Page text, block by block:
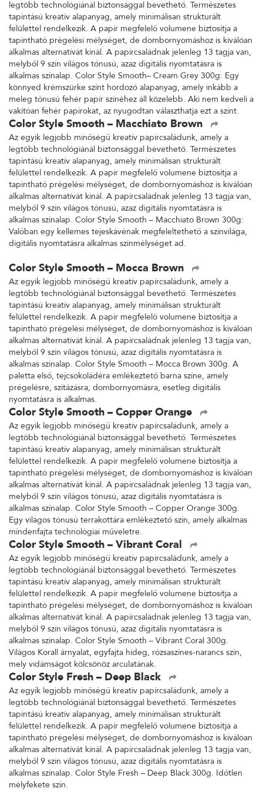
legtöbb technológiánál biztonsággal bevethető. Természetes
tapintású kreatív alapanyag, amely minimálisan strukturált
felülettel rendelkezik. A papír megfelelő volumene biztosítja a
tapintható prégelési mélységet, de dombornyomáshoz is kiválóan
alkalmas alternatívát kínál. A papírcsaládnak jelenleg 13 tagja van,
melyből 9 szín világos tónusú, azaz digitális nyomtatásra is
alkalmas színalap. Color Style Smooth– Cream Grey 300g: Egy
könnyed krémszürke színt hordozó alapanyag, amely inkább a
meleg tónusú fehér papír színéhez áll közelebb. Aki nem kedveli a
vakítóan fehér papírokat, az nyugodtan választhatja ezt a színt.
Color Style Smooth – Macchiato Brown
Az egyik legjobb minőségű kreatív papírcsaládunk, amely a
legtöbb technológiánál biztonsággal bevethető. Természetes
tapintású kreatív alapanyag, amely minimálisan strukturált
felülettel rendelkezik. A papír megfelelő volumene biztosítja a
tapintható prégelési mélységet, de dombornyomáshoz is kiválóan
alkalmas alternatívát kínál. A papírcsaládnak jelenleg 13 tagja van,
melyből 9 szín világos tónusú, azaz digitális nyomtatásra is
alkalmas színalap. Color Style Smooth – Macchiato Brown 300g:
Valóban egy kellemes tejeskávénak megfeleltethető a színvilága,
digitális nyomtatásra alkalmas színmélységet ad.
Color Style Smooth – Mocca Brown
Az egyik legjobb minőségű kreatív papírcsaládunk, amely a
legtöbb technológiánál biztonsággal bevethető. Természetes
tapintású kreatív alapanyag, amely minimálisan strukturált
felülettel rendelkezik. A papír megfelelő volumene biztosítja a
tapintható prégelési mélységet, de dombornyomáshoz is kiválóan
alkalmas alternatívát kínál. A papírcsaládnak jelenleg 13 tagja van,
melyből 9 szín világos tónusú, azaz digitális nyomtatásra is
alkalmas színalap. Color Style Smooth – Mocca Brown 300g. A
paletta első, tejcsokoládéra emlékeztető barna színe, amely
prégelésre, szitázásra, dombornyomásra, esetleg digitális
nyomtatásra is alkalmas.
Color Style Smooth – Copper Orange
Az egyik legjobb minőségű kreatív papírcsaládunk, amely a
legtöbb technológiánál biztonsággal bevethető. Természetes
tapintású kreatív alapanyag, amely minimálisan strukturált
felülettel rendelkezik. A papír megfelelő volumene biztosítja a
tapintható prégelési mélységet, de dombornyomáshoz is kiválóan
alkalmas alternatívát kínál. A papírcsaládnak jelenleg 13 tagja van,
melyből 9 szín világos tónusú, azaz digitális nyomtatásra is
alkalmas színalap. Color Style Smooth – Copper Orange 300g.
Egy világos tónusú terrakottára emlékeztető szín, amely alkalmas
mindenfajta technológiai műveletre.
Color Style Smooth – Vibrant Coral
Az egyik legjobb minőségű kreatív papírcsaládunk, amely a
legtöbb technológiánál biztonsággal bevethető. Természetes
tapintású kreatív alapanyag, amely minimálisan strukturált
felülettel rendelkezik. A papír megfelelő volumene biztosítja a
tapintható prégelési mélységet, de dombornyomáshoz is kiválóan
alkalmas alternatívát kínál. A papírcsaládnak jelenleg 13 tagja van,
melyből 9 szín világos tónusú, azaz digitális nyomtatásra is
alkalmas színalap. Color Style Smooth – Vibrant Coral 300g.
Világos Korall árnyalat, egyfajta hideg, rózsaszínes-narancs szín,
mely vidámságot kölcsönöz arculatának.
Color Style Fresh – Deep Black
Az egyik legjobb minőségű kreatív papírcsaládunk, amely a
legtöbb technológiánál biztonsággal bevethető. Természetes
tapintású kreatív alapanyag, amely minimálisan strukturált
felülettel rendelkezik. A papír megfelelő volumene biztosítja a
tapintható prégelési mélységet, de dombornyomáshoz is kiválóan
alkalmas alternatívát kínál. A papírcsaládnak jelenleg 13 tagja van,
melyből 9 szín világos tónusú, azaz digitális nyomtatásra is
alkalmas színalap. Color Style Fresh – Deep Black 300g. Időtlen
mélyfekete szín.